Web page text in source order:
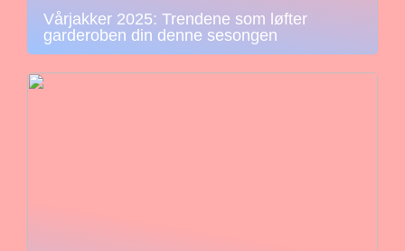
Vårjakker 2025: Trendene som løfter
garderoben din denne sesongen